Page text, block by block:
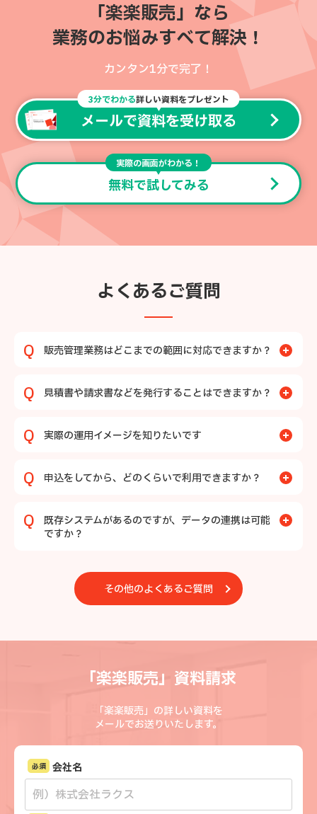
「楽楽販売」なら
業務のお悩みすべて解決！
カンタン1分で完了！
3分でわかる詳しい資料をプレゼント
メールで資料を受け取る
実際の画面がわかる！
無料で試してみる
よくあるご質問
販売管理業務はどこまでの範囲に対応できますか？
見積書や請求書などを発行することはできますか？
実際の運用イメージを知りたいです
申込をしてから、どのくらいで利用できますか？
既存システムがあるのですが、データの連携は可能
ですか？
その他のよくあるご質問
「楽楽販売」資料請求
「楽楽販売」の詳しい資料を
メールでお送りいたします。
会社名
必須